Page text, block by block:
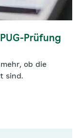
Prüfung
ob die
sind.